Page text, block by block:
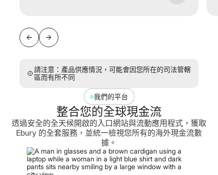
請注意：產品供應情況，可能會因您所在的司法管轄
區而有所不同
我們的平台
整合您的全球現金流
透過安全的全天候開啟的入口網站與流動應用程式，獲取
Ebury 的全套服務，並統一檢視您所有的海外現金流數
據。